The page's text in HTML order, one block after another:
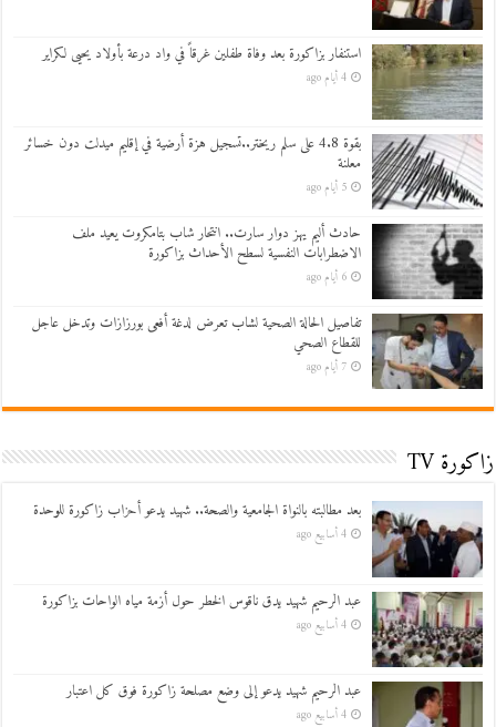
استنفار بزاكورة بعد وفاة طفلين غرقاً في واد درعة بأولاد يحيى لكراير
4 أيام ago
بقوة 4.8 على سلم ريختر..تسجيل هزة أرضية في إقليم ميدلت دون خسائر
معلنة
5 أيام ago
حادث أليم يهز دوار سارت.. انتحار شاب بتامكروت يعيد ملف
الاضطرابات النفسية لسطح الأحداث بزاكورة
6 أيام ago
تفاصيل الحالة الصحية لشاب تعرض لدغة أفعى بورزازات وتدخل عاجل
للقطاع الصحي
7 أيام ago
زاكورة TV
بعد مطالبته بالنواة الجامعية والصحة.. شهيد يدعو أحزاب زاكورة للوحدة
4 أسابيع ago
عبد الرحيم شهيد يدق ناقوس الخطر حول أزمة مياه الواحات بزاكورة
4 أسابيع ago
عبد الرحيم شهيد يدعو إلى وضع مصلحة زاكورة فوق كل اعتبار
4 أسابيع ago